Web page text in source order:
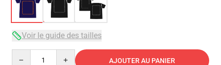
Voir le guide des tailles
AJOUTER AU PANIER